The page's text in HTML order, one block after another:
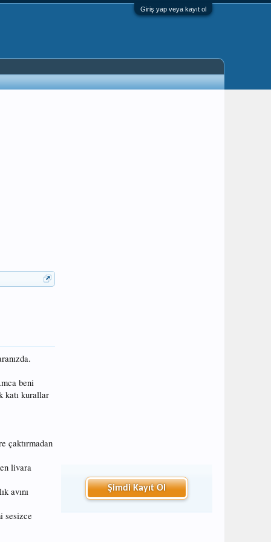
Giriş yap veya kayıt ol
beni
katı kurallar
çaktırmadan
livara
avını
sesizce
Şimdi Kayıt Ol